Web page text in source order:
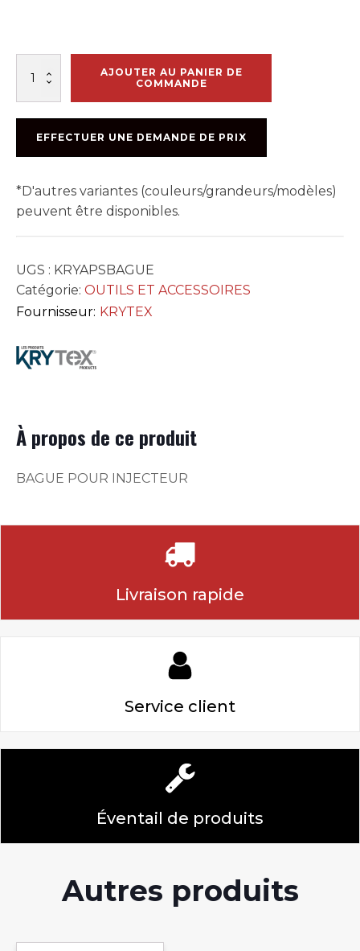
BAGUE
(100)
AJOUTER AU PANIER DE
COMMANDE
EFFECTUER UNE DEMANDE DE PRIX
*D'autres variantes (couleurs/grandeurs/modèles)
peuvent être disponibles.
UGS : KRYAPSBAGUE
Catégorie: OUTILS ET ACCESSOIRES
Fournisseur: KRYTEX
À propos de ce produit
BAGUE POUR INJECTEUR
Livraison rapide
Service client
Éventail de produits
Autres produits